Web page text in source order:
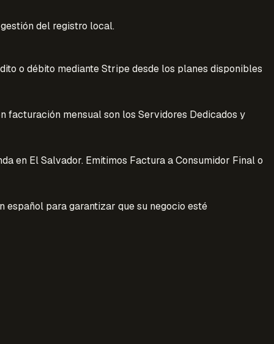
del registro local.
o débito mediante Stripe desde los planes disponibles
facturación mensual son los Servidores Dedicados y
en El Salvador. Emitimos Factura a Consumidor Final o
español para garantizar que su negocio esté